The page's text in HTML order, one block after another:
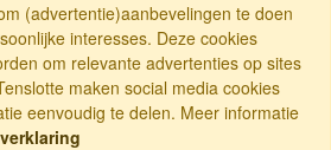
(advertentie)aanbevelingen te doen
interesses. Deze cookies
om relevante advertenties op sites
maken social media cookies
eenvoudig te delen. Meer informatie